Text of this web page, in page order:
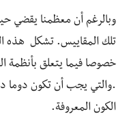
وبالرغم أن معظمنا يقضي
تلك المقاييس. تشكل هذه
خصوصا فيما يتعلق بأنظمة
.والتي يجب أن تكون دوما
الكون المعروفة.